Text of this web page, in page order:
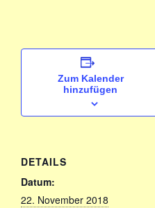
Zum Kalender
hinzufügen
DETAILS
Datum:
22. November 2018